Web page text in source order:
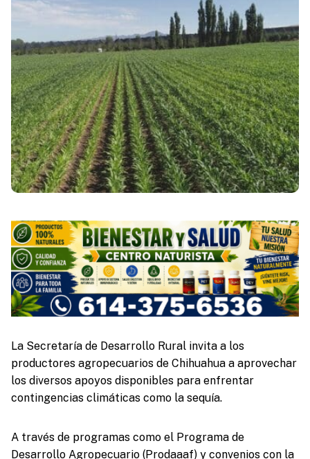
La Secretaría de Desarrollo Rural invita a los
productores agropecuarios de Chihuahua a aprovechar
los diversos apoyos disponibles para enfrentar
contingencias climáticas como la sequía.
A través de programas como el Programa de
Desarrollo Agropecuario (Prodaaaf) y convenios con la